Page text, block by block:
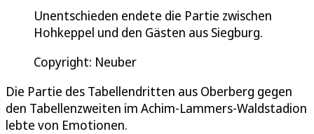
Unentschieden endete die Partie zwischen
Hohkeppel und den Gästen aus Siegburg.
Copyright: Neuber
Die Partie des Tabellendritten aus Oberberg gegen
den Tabellenzweiten im Achim-Lammers-Waldstadion
lebte von Emotionen.